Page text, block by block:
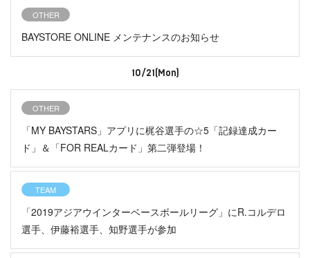
OTHER
BAYSTORE ONLINE メンテナンスのお知らせ
10/21(Mon)
OTHER
「MY BAYSTARS」アプリに梶谷選手の☆5「記録達成カー
ド」＆「FOR REALカード」第二弾登場！
TEAM
「2019アジアウインターベースボールリーグ」にR.コルデロ
選手、伊藤裕選手、知野選手が参加